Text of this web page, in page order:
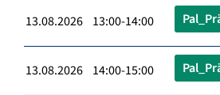
13.08.2026 13:00-14:00
13.08.2026 14:00-15:00